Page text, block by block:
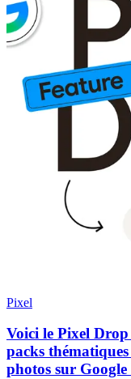
Pixel
Voici le Pixel
packs
photos sur Google